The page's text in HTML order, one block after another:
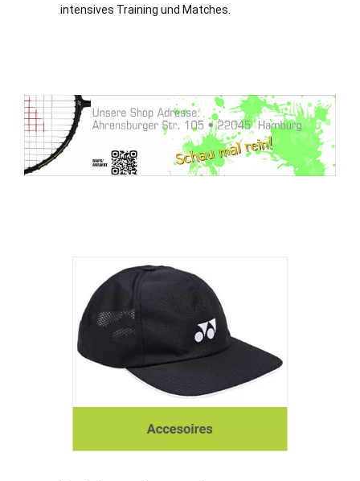
intensives Training und Matches.